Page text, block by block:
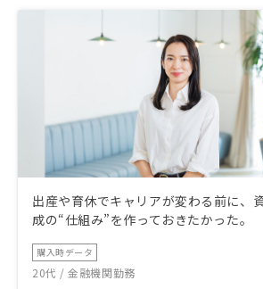
出産や育休でキャリアが変わる前に、
成の“仕組み”を作っておきたかった。
購入時データ
20代 / 金融機関勤務